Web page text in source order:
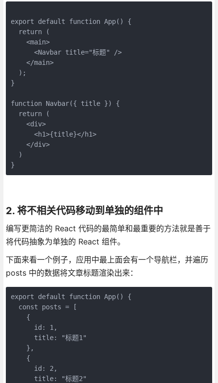
export default function App() {
  return (
    <main>
      <Navbar title="标题" />
    </main>
  );
}
function Navbar({ title }) {
  return (
    <div>
      <h1>{title}</h1>
    </div>
  )
}
2. 将不相关代码移动到单独的组件中
编写更简洁的 React 代码的最简单和最重要的方法就是善于
将代码抽象为单独的 React 组件。
下面来看一个例子，应用中最上面会有一个导航栏，并遍历
posts 中的数据将文章标题渲染出来：
export default function App() {
  const posts = [
    {
      id: 1,
      title: "标题1"
    },
    {
      id: 2,
      title: "标题2"